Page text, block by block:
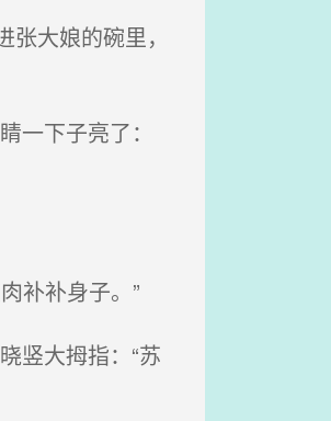
大娘的碗里，
下子亮了：
补补身子。”
竖大拇指：“苏